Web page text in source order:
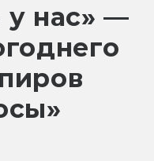
у нас» —